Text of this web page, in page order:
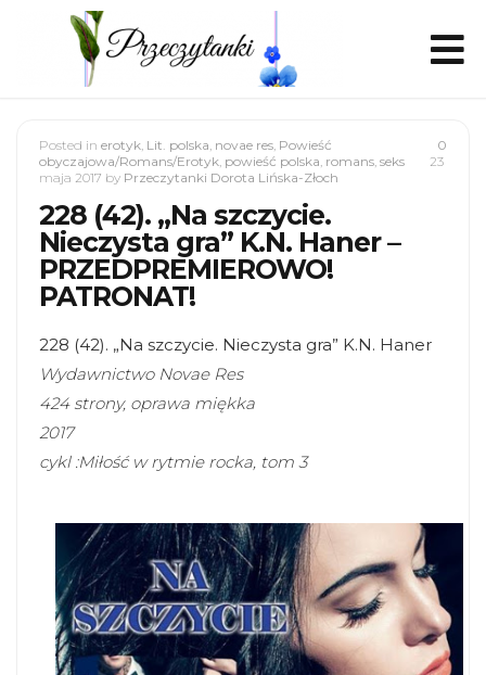
0
Posted in erotyk, Lit. polska, novae res, Powieść
obyczajowa/Romans/Erotyk, powieść polska, romans, seks
23
maja 2017 by Przeczytanki Dorota Lińska-Złoch
228 (42). „Na szczycie.
Nieczysta gra” K.N. Haner –
PRZEDPREMIEROWO!
PATRONAT!
228 (42). „Na szczycie. Nieczysta gra” K.N. Haner
Wydawnictwo Novae Res
424 strony, oprawa miękka
2017
cykl :Miłość w rytmie rocka, tom 3